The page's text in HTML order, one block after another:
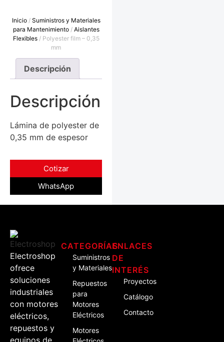
Inicio/ Suministros y Materiales
para Mantenimiento/ Aislantes
Flexibles/ Polyester film – 0,35
mm
Descripción
Descripción
Lámina de polyester de
0,35 mm de espesor
Cotizar
WhatsApp
Electroshop
ofrece
soluciones
industriales
con motores
eléctricos,
repuestos y
CATEGORÍAS
Suministros
y Materiales
Repuestos
para
Motores
Eléctricos
Motores
ENLACES
DE
INTERÉS
Proyectos
Catálogo
Contacto